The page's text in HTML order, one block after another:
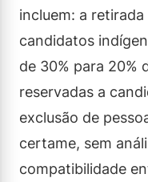
incluem: a
candidatos
de 30% para 20%
reservadas a
exclusão de
certame, sem
compatibilidade